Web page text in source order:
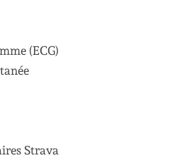
(ECG)
Strava